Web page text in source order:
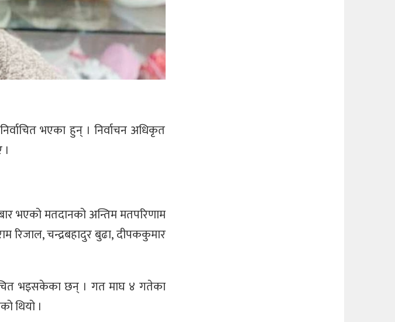
भएका हुन् । निर्वाचन अधिकृत
भएको मतदानको अन्तिम मतपरिणाम
रिजाल, चन्द्रबहादुर बुढा, दीपककुमार
भइसकेका छन् । गत माघ ४ गतेका
थियो ।